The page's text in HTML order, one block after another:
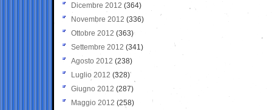
Dicembre 2012 (364)
Novembre 2012 (336)
Ottobre 2012 (363)
Settembre 2012 (341)
Agosto 2012 (238)
Luglio 2012 (328)
Giugno 2012 (287)
Maggio 2012 (258)